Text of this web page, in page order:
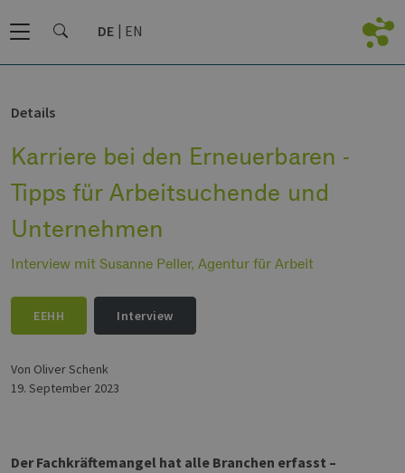
DE EN
Details
Karriere bei den Erneuerbaren -
Tipps für Arbeitsuchende und
Unternehmen
Interview mit Susanne Peller, Agentur für Arbeit
EEHH Interview
Der Fachkräftemangel hat alle Branchen erfasst –
von Oliver Schenk
19. September 2023